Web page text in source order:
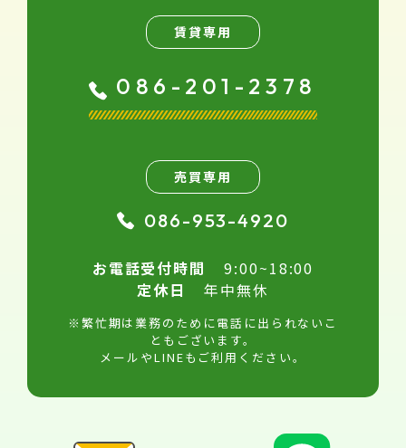
賃貸専用
086-201-2378
売買専用
086-953-4920
お電話受付時間
9:00~18:00
定休日
年中無休
※繁忙期は業務のために電話に出られないこ
ともございます。
メールやLINEもご利用ください。